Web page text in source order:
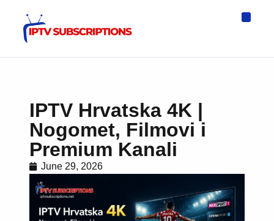
IPTV Hrvatska 4K |
Nogomet, Filmovi i
Premium Kanali
June 29, 2026